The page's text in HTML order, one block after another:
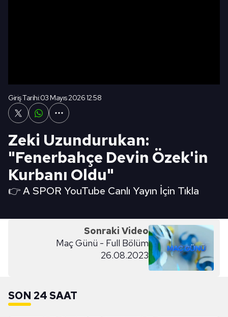
Giriş Tarihi:03 Mayıs 2026 12:58
Zeki Uzundurukan:
"Fenerbahçe Devin Özek'in
Kurbanı Oldu"
👉 A SPOR YouTube Canlı Yayın İçin Tıkla
Sonraki Video
Maç Günü - Full Bölüm
26.08.2023
SON 24 SAAT